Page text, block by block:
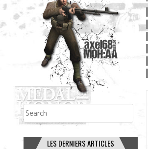
Rechercher
LES DERNIERS ARTICLES